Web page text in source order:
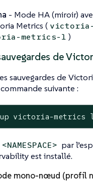
- Mode HA (miroir)
Metrics (
metrics-1 )
de
sauvegardes de
suivante :
victoria-metrics list
<NAMESPACE> par
est installé.
mono-nœud (profil